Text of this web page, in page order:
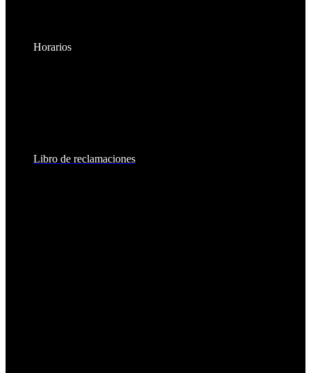
Horarios
Libro de reclamaciones